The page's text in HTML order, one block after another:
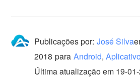
Publicações por: José Silva
2018 para Android,
Última atualização em 19-